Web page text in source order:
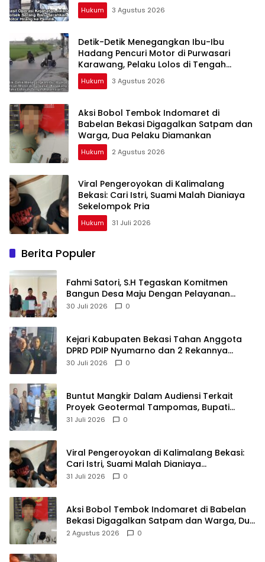
Hukum 3 Agustus 2026
Detik-Detik Menegangkan Ibu-Ibu
Hadang Pencuri Motor di Purwasari
Karawang, Pelaku Lolos di Tengah
Keramaian!
Hukum 3 Agustus 2026
Aksi Bobol Tembok Indomaret di
Babelan Bekasi Digagalkan Satpam dan
Warga, Dua Pelaku Diamankan
Hukum 2 Agustus 2026
Viral Pengeroyokan di Kalimalang
Bekasi: Cari Istri, Suami Malah Dianiaya
Sekelompok Pria
Hukum 31 Juli 2026
Berita Populer
Fahmi Satori, S.H Tegaskan Komitmen
Bangun Desa Maju Dengan Pelayanan
Publik Yang Berkualitas
30 Juli 2026 0
Kejari Kabupaten Bekasi Tahan Anggota
DPRD PDIP Nyumarno dan 2 Rekannya
Terkait Kasus Pengeroyokan
30 Juli 2026 0
Buntut Mangkir Dalam Audiensi Terkait
Proyek Geotermal Tampomas, Bupati
Sumedang Dilaporkan Ke Ombudsman dan
31 Juli 2026 0
Viral Pengeroyokan di Kalimalang Bekasi:
Cari Istri, Suami Malah Dianiaya
Sekelompok Pria
31 Juli 2026 0
Aksi Bobol Tembok Indomaret di Babelan
Bekasi Digagalkan Satpam dan Warga, Dua
Pelaku Diamankan
2 Agustus 2026 0